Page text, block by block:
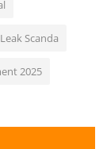
Scanda
2025